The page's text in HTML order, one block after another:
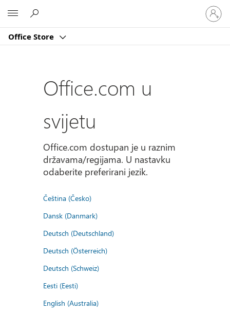
Office Store
Prijavite
se
u
račun
Office.com u
svijetu
Office.com dostupan je u raznim
državama/regijama. U nastavku
odaberite preferirani jezik.
Čeština (Česko)
Dansk (Danmark)
Deutsch (Deutschland)
Deutsch (Österreich)
Deutsch (Schweiz)
Eesti (Eesti)
English (Australia)